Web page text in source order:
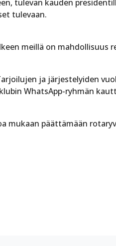
tulevan kauden
tulevaan.
meillä on mahdollisuus
ja järjestelyiden
WhatsApp-ryhmän
mukaan päättämään